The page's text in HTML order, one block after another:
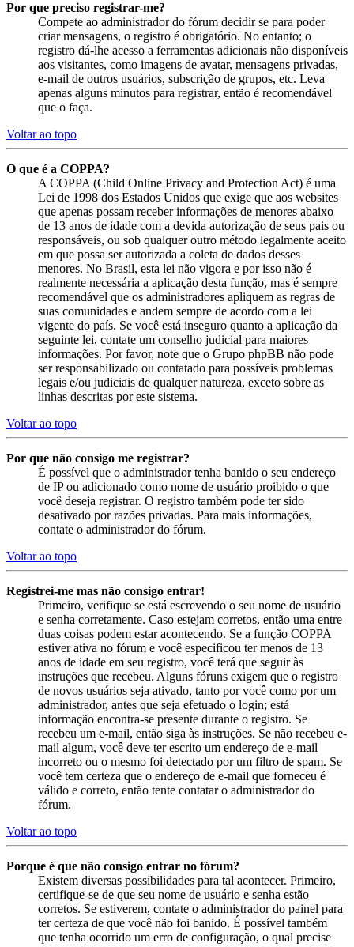
Por que preciso registrar-me?
Compete ao administrador do fórum decidir se para poder
criar mensagens, o registro é obrigatório. No entanto; o
registro dá-lhe acesso a ferramentas adicionais não disponíveis
aos visitantes, como imagens de avatar, mensagens privadas,
e-mail de outros usuários, subscrição de grupos, etc. Leva
apenas alguns minutos para registrar, então é recomendável
que o faça.
Voltar ao topo
O que é a COPPA?
A COPPA (Child Online Privacy and Protection Act) é uma
Lei de 1998 dos Estados Unidos que exige que aos websites
que apenas possam receber informações de menores abaixo
de 13 anos de idade com a devida autorização de seus pais ou
responsáveis, ou sob qualquer outro método legalmente aceito
em que possa ser autorizada a coleta de dados desses
menores. No Brasil, esta lei não vigora e por isso não é
realmente necessária a aplicação desta função, mas é sempre
recomendável que os administradores apliquem as regras de
suas comunidades e andem sempre de acordo com a lei
vigente do país. Se você está inseguro quanto a aplicação da
seguinte lei, contate um conselho judicial para maiores
informações. Por favor, note que o Grupo phpBB não pode
ser responsabilizado ou contatado para possíveis problemas
legais e/ou judiciais de qualquer natureza, exceto sobre as
linhas descritas por este sistema.
Voltar ao topo
Por que não consigo me registrar?
É possível que o administrador tenha banido o seu endereço
de IP ou adicionado como nome de usuário proibido o que
você deseja registrar. O registro também pode ter sido
desativado por razões privadas. Para mais informações,
contate o administrador do fórum.
Voltar ao topo
Registrei-me mas não consigo entrar!
Primeiro, verifique se está escrevendo o seu nome de usuário
e senha corretamente. Caso estejam corretos, então uma entre
duas coisas podem estar acontecendo. Se a função COPPA
estiver ativa no fórum e você especificou ter menos de 13
anos de idade em seu registro, você terá que seguir às
instruções que recebeu. Alguns fóruns exigem que o registro
de novos usuários seja ativado, tanto por você como por um
administrador, antes que seja efetuado o login; está
informação encontra-se presente durante o registro. Se
recebeu um e-mail, então siga às instruções. Se não recebeu e-
mail algum, você deve ter escrito um endereço de e-mail
incorreto ou o mesmo foi detectado por um filtro de spam. Se
você tem certeza que o endereço de e-mail que forneceu é
válido e correto, então tente contatar o administrador do
fórum.
Voltar ao topo
Porque é que não consigo entrar no fórum?
Existem diversas possibilidades para tal acontecer. Primeiro,
certifique-se de que seu nome de usuário e senha estão
corretos. Se estiverem, contate o administrador do painel para
ter certeza de que você não foi banido. É possível também
que tenha ocorrido um erro de configuração, o qual precise